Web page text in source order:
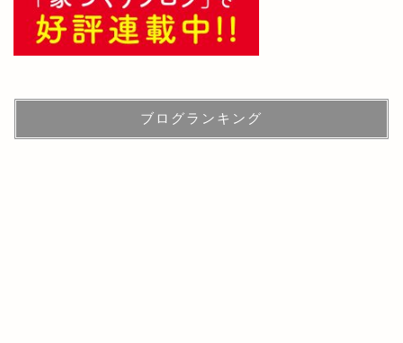
ブログランキング